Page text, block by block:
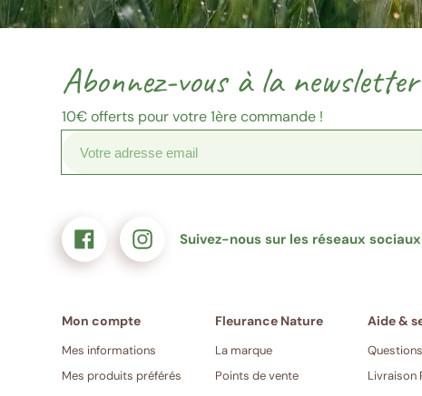
Abonnez-vous à la newsletter
10€offerts pour votre 1ère commande !
exemple@gmail.com)
Suivez-nous sur les réseaux sociaux
Mes informations
Mes produits préférés
La marque
Points de vente
Livraison